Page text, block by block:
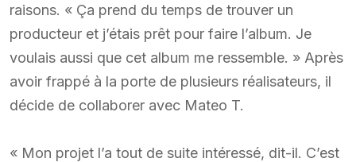
raisons. « Ça prend du temps de trouver un
producteur et j’étais prêt pour faire l’album. Je
voulais aussi que cet album me ressemble. » Après
avoir frappé à la porte de plusieurs réalisateurs, il
décide de collaborer avec Mateo T.
« Mon projet l’a tout de suite intéressé, dit-il. C’est